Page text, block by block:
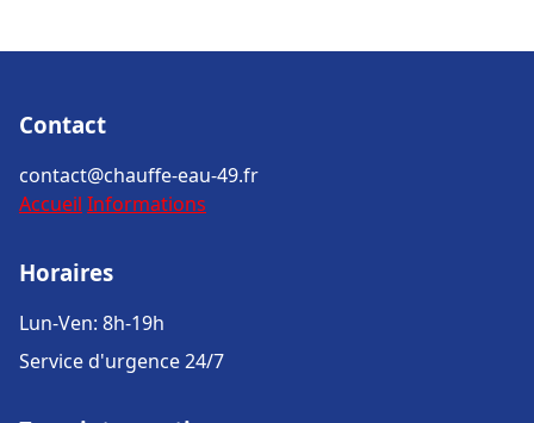
Contact
contact@chauffe-eau-49.fr
Accueil Informations
Horaires
Lun-Ven: 8h-19h
Service d'urgence 24/7